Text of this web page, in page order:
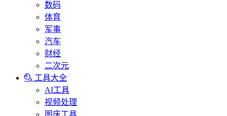
数码
体育
军事
汽车
财经
二次元
工具大全
AI工具
视频处理
图床工具